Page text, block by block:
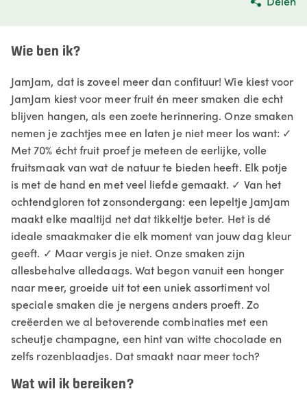
Wie ben ik?
JamJam, dat is zoveel meer dan confituur! Wie kiest voor
JamJam kiest voor meer fruit én meer smaken die echt
blijven hangen, als een zoete herinnering. Onze smaken
nemen je zachtjes mee en laten je niet meer los want: ✓
Met 70% écht fruit proef je meteen de eerlijke, volle
fruitsmaak van wat de natuur te bieden heeft. Elk potje
is met de hand en met veel liefde gemaakt. ✓ Van het
ochtendgloren tot zonsondergang: een lepeltje JamJam
maakt elke maaltijd net dat tikkeltje beter. Het is dé
ideale smaakmaker die elk moment van jouw dag kleur
geeft. ✓ Maar vergis je niet. Onze smaken zijn
allesbehalve alledaags. Wat begon vanuit een honger
naar meer, groeide uit tot een uniek assortiment vol
speciale smaken die je nergens anders proeft. Zo
creëerden we al betoverende combinaties met een
scheutje champagne, een hint van witte chocolade en
zelfs rozenblaadjes. Dat smaakt naar meer toch?
Wat wil ik bereiken?